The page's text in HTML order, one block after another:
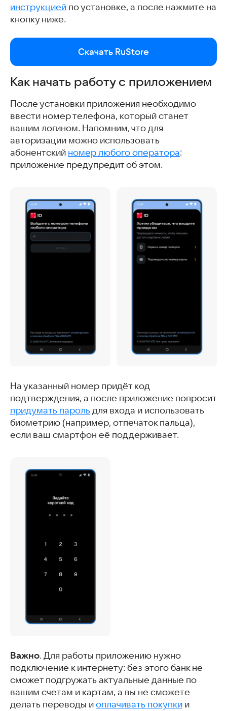
инструкцией по установке, а после нажмите на
кнопку ниже.
Скачать RuStore
Как начать работу с приложением
После установки приложения необходимо
ввести номер телефона, который станет
вашим логином. Напомним, что для
авторизации можно использовать
абонентский номер любого оператора:
приложение предупредит об этом.
На указанный номер придёт код
подтверждения, а после приложение попросит
придумать пароль для входа и использовать
биометрию (например, отпечаток пальца),
если ваш смартфон её поддерживает.
Важно. Для работы приложению нужно
подключение к интернету: без этого банк не
сможет подгружать актуальные данные по
вашим счетам и картам, а вы не сможете
делать переводы и оплачивать покупки и